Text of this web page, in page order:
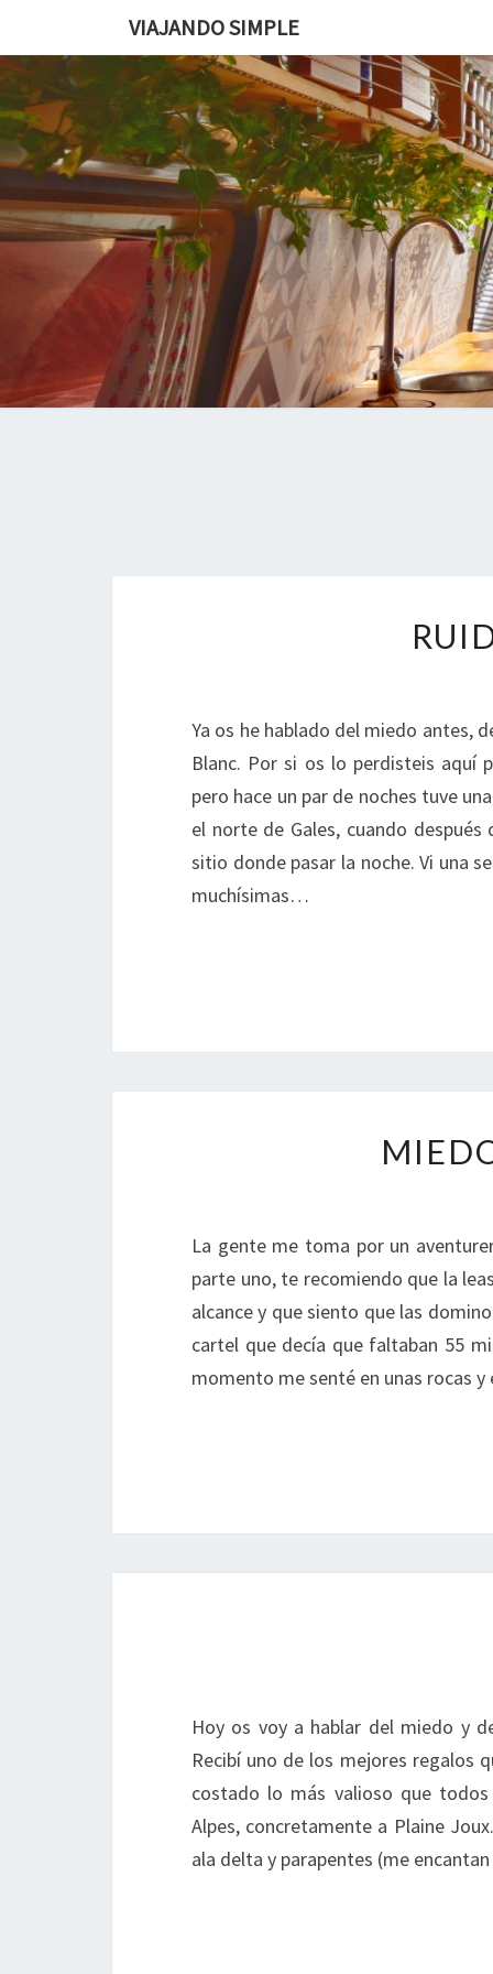
VIAJANDO SIMPLE
Ya os he hablado del miedo antes,
Blanc. Por si os lo perdisteis aquí
pero hace un par de noches tuve
el norte de Gales, cuando
sitio donde pasar la noche. Vi una
muchísimas…
La gente me toma por un
parte uno, te recomiendo que la
alcance y que siento que las
cartel que decía que faltaban 55
momento me senté en unas rocas
Hoy os voy a hablar del miedo y
Recibí uno de los mejores regalos
costado lo más valioso que
Alpes, concretamente a Plaine
ala delta y parapentes (me